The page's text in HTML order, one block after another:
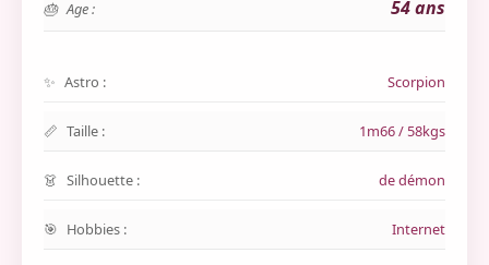
Age : 54 ans
Astro : Scorpion
Taille : 1m66 / 58kgs
Silhouette : de démon
Hobbies : Internet